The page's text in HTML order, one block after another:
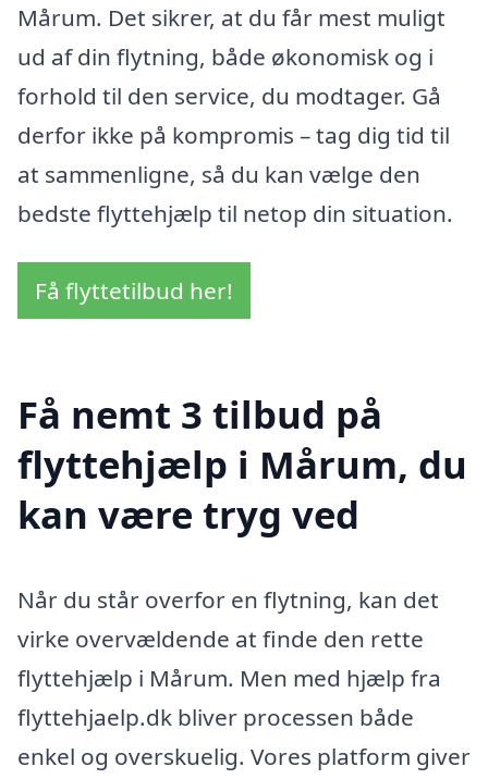
Mårum. Det sikrer, at du får mest muligt
ud af din flytning, både økonomisk og i
forhold til den service, du modtager. Gå
derfor ikke på kompromis – tag dig tid til
at sammenligne, så du kan vælge den
bedste flyttehjælp til netop din situation.
Få flyttetilbud her!
Få nemt 3 tilbud på
flyttehjælp i Mårum, du
kan være tryg ved
Når du står overfor en flytning, kan det
virke overvældende at finde den rette
flyttehjælp i Mårum. Men med hjælp fra
flyttehjaelp.dk bliver processen både
enkel og overskuelig. Vores platform giver